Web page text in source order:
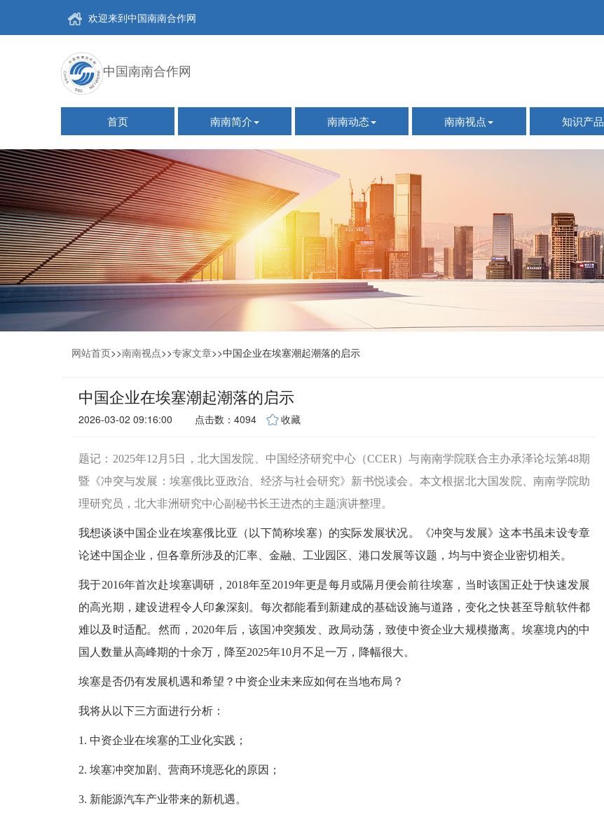
欢迎来到中国南南合作网
中国南南合作网
首页 南南简介 南南动态 南南视点 知识产品
网站首页>>南南视点>>专家文章>>中国企业在埃塞潮起潮落的启示
中国企业在埃塞潮起潮落的启示
2026-03-02 09:16:00 点击数：4094 收藏
题记：2025年12月5日，北大国发院、中国经济研究中心（CCER）与南南学院联合主办承泽论坛第48期
暨《冲突与发展：埃塞俄比亚政治、经济与社会研究》新书悦读会。本文根据北大国发院、南南学院助
理研究员，北大非洲研究中心副秘书长王进杰的主题演讲整理。
我想谈谈中国企业在埃塞俄比亚（以下简称埃塞）的实际发展状况。《冲突与发展》这本书虽未设专章
论述中国企业，但各章所涉及的汇率、金融、工业园区、港口发展等议题，均与中资企业密切相关。
我于2016年首次赴埃塞调研，2018年至2019年更是每月或隔月便会前往埃塞，当时该国正处于快速发展
的高光期，建设进程令人印象深刻。每次都能看到新建成的基础设施与道路，变化之快甚至导航软件都
难以及时适配。然而，2020年后，该国冲突频发、政局动荡，致使中资企业大规模撤离。埃塞境内的中
国人数量从高峰期的十余万，降至2025年10月不足一万，降幅很大。
埃塞是否仍有发展机遇和希望？中资企业未来应如何在当地布局？
我将从以下三方面进行分析：
1. 中资企业在埃塞的工业化实践；
2. 埃塞冲突加剧、营商环境恶化的原因；
3. 新能源汽车产业带来的新机遇。